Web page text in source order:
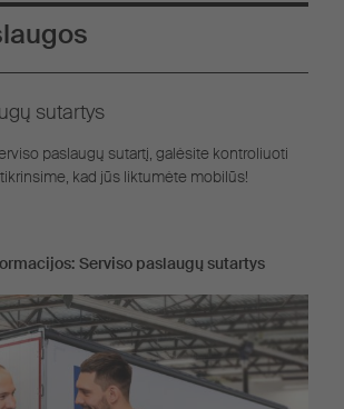
sutartys
paslaugų sutartį, galėsite kontroliuoti
kad jūs liktumėte mobilūs!
Serviso paslaugų sutartys